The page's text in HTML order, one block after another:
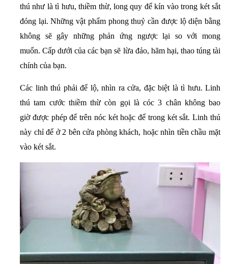
thú như là tì hưu, thiềm thừ, long quy để kín vào trong két sắt
đóng lại. Những vật phẩm phong thuỷ cần được lộ diện bằng
không sẽ gây những phản ứng ngược lại so với mong
muốn. Cấp dưới của các bạn sẽ lừa đảo, hãm hại, thao túng tài
chính của bạn.
Các linh thú phải để lộ, nhìn ra cửa, đặc biệt là tì hưu. Linh
thú tam cước thiềm thừ còn gọi là cóc 3 chân không bao
giờ được phép để trên nóc két hoặc để trong két sắt. Linh thú
này chỉ để ở 2 bên cửa phòng khách, hoặc nhìn tiền chầu mặt
vào két sắt.